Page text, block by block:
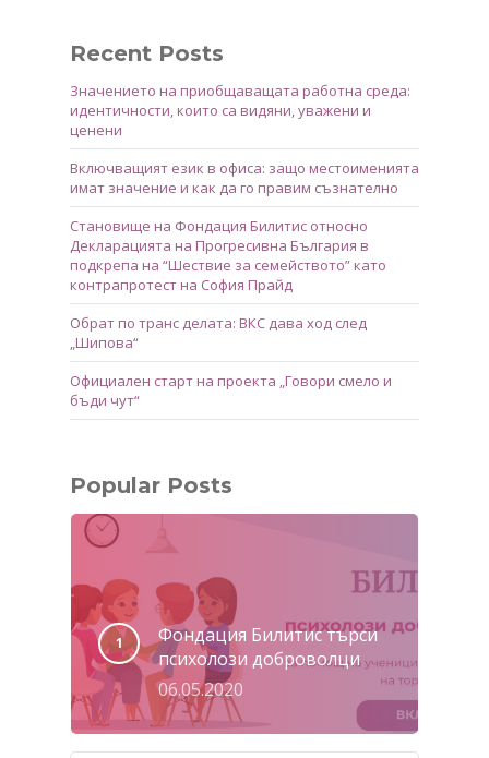
Recent Posts
Значението на приобщаващата работна среда:
идентичности, които са видяни, уважени и
ценени
Включващият език в офиса: защо местоименията
имат значение и как да го правим съзнателно
Становище на Фондация Билитис относно
Декларацията на Прогресивна България в
подкрепа на “Шествие за семейството” като
контрапротест на София Прайд
Обрат по транс делата: ВКС дава ход след
„Шипова“
Официален старт на проекта „Говори смело и
бъди чут“
Popular Posts
Фондация Билитис търси
психолози доброволци
06.05.2020